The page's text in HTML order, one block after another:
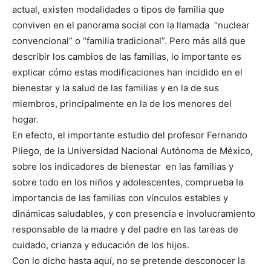
actual, existen modalidades o tipos de familia que
conviven en el panorama social con la llamada “nuclear
convencional” o “familia tradicional”. Pero más allá que
describir los cambios de las familias, lo importante es
explicar cómo estas modificaciones han incidido en el
bienestar y la salud de las familias y en la de sus
miembros, principalmente en la de los menores del
hogar.
En efecto, el importante estudio del profesor Fernando
Pliego, de la Universidad Nacional Autónoma de México,
sobre los indicadores de bienestar en las familias y
sobre todo en los niños y adolescentes, comprueba la
importancia de las familias con vínculos estables y
dinámicas saludables, y con presencia e involucramiento
responsable de la madre y del padre en las tareas de
cuidado, crianza y educación de los hijos.
Con lo dicho hasta aquí, no se pretende desconocer la